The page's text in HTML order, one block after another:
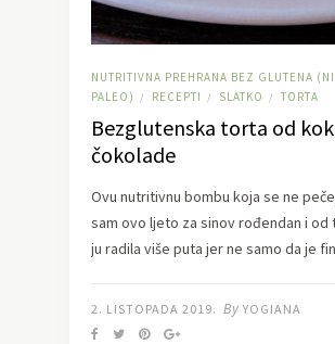
NUTRITIVNA PREHRANA BEZ GLUTENA
PALEO)
/ RECEPTI / SLATKO / TORTA
Bezglutenska torta od
čokolade
Ovu nutritivnu bombu koja se ne
sam ovo ljeto za sinov rođendan i od
ju radila više puta jer ne samo da je
2. LISTOPADA 2019. By YOGIANA